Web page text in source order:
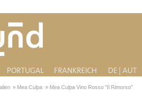
PORTUGAL FRANKREICH DE | AUT
» Mea Culpa » Mea Culpa Vino Rosso "Il Rimorso"